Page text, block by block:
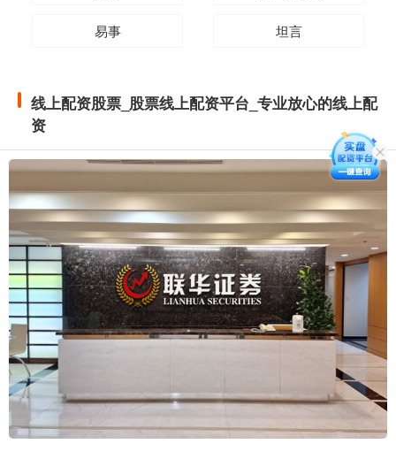
易事 坦言
线上配资股票_股票线上配资平台_专业放心的线上配
资